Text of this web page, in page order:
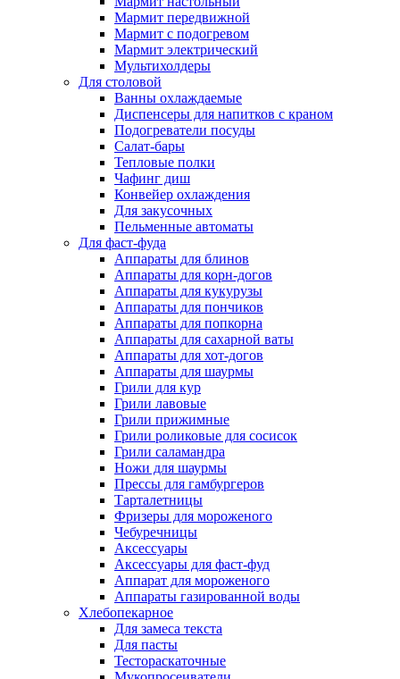
Мармит передвижной
Мармит с подогревом
Мармит электрический
Мультихолдеры
Для столовой
Ванны охлаждаемые
Диспенсеры для напитков с краном
Подогреватели посуды
Салат-бары
Тепловые полки
Чафинг диш
Конвейер охлаждения
Для закусочных
Пельменные автоматы
Для фаст-фуда
Аппараты для блинов
Аппараты для корн-догов
Аппараты для кукурузы
Аппараты для пончиков
Аппараты для попкорна
Аппараты для сахарной ваты
Аппараты для хот-догов
Аппараты для шаурмы
Грили для кур
Грили лавовые
Грили прижимные
Грили роликовые для сосисок
Грили саламандра
Ножи для шаурмы
Прессы для гамбургеров
Тарталетницы
Фризеры для мороженого
Чебуречницы
Аксессуары
Аксессуары для фаст-фуд
Аппарат для мороженого
Аппараты газированной воды
Хлебопекарное
Для замеса текста
Для пасты
Тестораскаточные